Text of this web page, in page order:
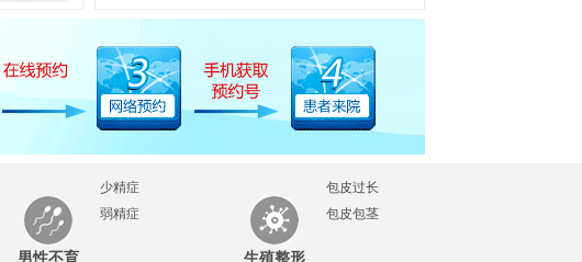
男性不育
少精症
弱精症
生殖整形
包皮过长
包皮包茎